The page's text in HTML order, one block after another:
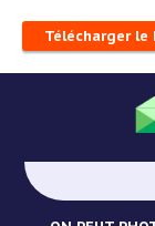
Télécharger le
Pied
de